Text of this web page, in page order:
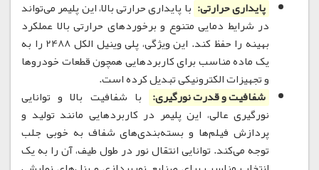
پایداری حرارتی: با پایداری حرارتی بالا، این پلیمر می‌تواند
در شرایط دمایی متنوع و برخوردهای حرارتی بالا عملکرد
بهینه را حفظ کند. این ویژگی، پلی وینیل الکل 2488 را به
یک ماده مناسب برای کاربردهایی همچون قطعات خودروها
و تجهیزات الکترونیکی تبدیل کرده است.
شفافیت و قدرت نورگیری: با شفافیت بالا و توانایی
نورگیری عالی، این پلیمر در کاربردهایی مانند تولید و
پردازش فیلم‌ها و بسته‌بندی‌های شفاف به خوبی جلب
توجه می‌کند. توانایی انتقال نور در طول طیف، آن را به یک